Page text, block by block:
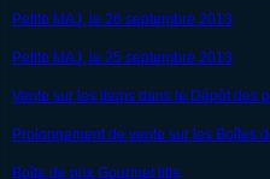
Petite MAJ, le 26 septembre 2013
Petite MAJ, le 25 septembre 2013
Vente sur les items dans le Dépôt des
Prolongement de vente sur les Boîtes
Boîte de prix Gourmet title